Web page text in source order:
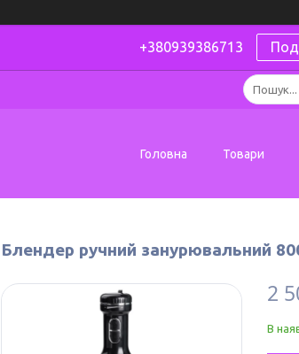
+380939386713
Головна Товари
Блендер ручний занурювальний
2
В